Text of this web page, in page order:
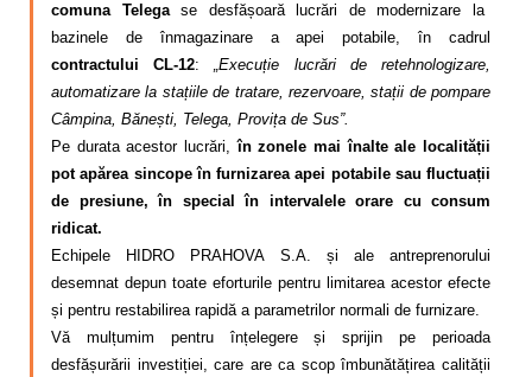
comuna Telegase desfășoară lucrări de modernizare la
bazinele de înmagazinare a apei potabile, în cadrul
contractului CL-12: „Execuție lucrări de retehnologizare,
automatizare la stațiile de tratare, rezervoare, stații de pompare
Câmpina, Bănești, Telega, Provița de Sus”.
Pe durata acestor lucrări,în zonele mai înalte ale localității
pot apărea sincope în furnizarea apei potabile sau fluctuații
de presiune, în special în intervalele orare cu consum
ridicat.
Echipele HIDRO PRAHOVA S.A. și ale antreprenorului
desemnat depun toate eforturile pentru limitarea acestor efecte
și pentru restabilirea rapidă a parametrilor normali de furnizare.
Vă mulțumim pentru înțelegere și sprijin pe perioada
desfășurării investiției, care are ca scop îmbunătățirea calității